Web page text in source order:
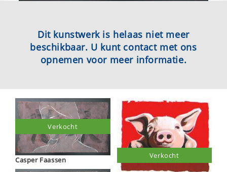
Dit kunstwerk is helaas niet meer
beschikbaar. U kunt contact met ons
opnemen voor meer informatie.
Casper Faassen
Verkocht
Verkocht